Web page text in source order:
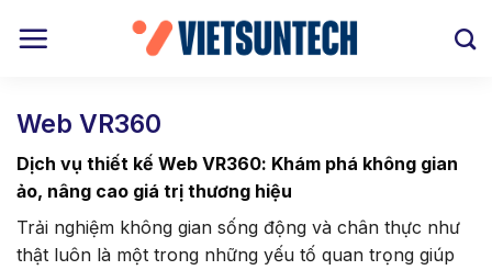
qua
Web VR360
Dịch vụ thiết kế Web VR360: Khám phá không gian
ảo, nâng cao giá trị thương hiệu
Trải nghiệm không gian sống động và chân thực như
thật luôn là một trong những yếu tố quan trọng giúp